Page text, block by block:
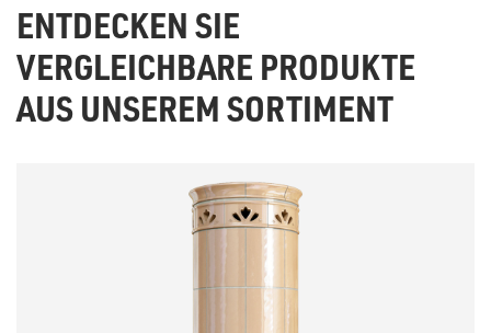
ENTDECKEN SIE
VERGLEICHBARE PRODUKTE
AUS UNSEREM SORTIMENT